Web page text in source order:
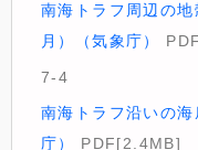
南海トラフ周辺の
月）（気象庁）
7-4
南海トラフ沿いの
庁）
PDF[2.4MB]